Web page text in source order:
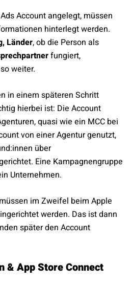
Account angelegt, müssen
hinterlegt werden.
Länder, ob die Person als
fungiert,
weiter.
in einem späteren Schritt
hierbei ist: Die Account
quasi wie ein MCC bei
von einer Agentur genutzt,
über
Eine Kampagnengruppe
Unternehmen.
im Zweifel beim Apple
werden. Das ist dann
später den Account
& App Store Connect